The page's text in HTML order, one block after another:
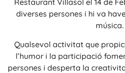
Restaurant Villasol el 14 de
diverses persones i hi va
música.
Qualsevol activitat que
l’humor i la participació
persones i desperta la